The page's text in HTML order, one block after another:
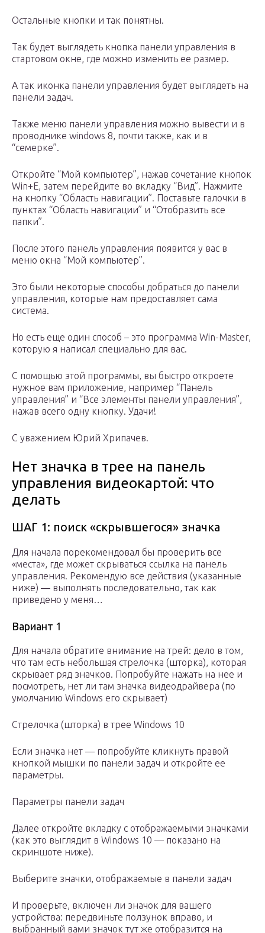
Остальные кнопки и так понятны.
Так будет выглядеть кнопка панели управления в
стартовом окне, где можно изменить ее размер.
А так иконка панели управления будет выглядеть на
панели задач.
Также меню панели управления можно вывести и в
проводнике windows 8, почти также, как и в
“семерке”.
Откройте “Мой компьютер”, нажав сочетание кнопок
Win+E, затем перейдите во вкладку “Вид”. Нажмите
на кнопку “Область навигации”. Поставьте галочки в
пунктах “Область навигации” и “Отобразить все
папки”.
После этого панель управления появится у вас в
меню окна “Мой компьютер”.
Это были некоторые способы добраться до панели
управления, которые нам предоставляет сама
система.
Но есть еще один способ – это программа Win-Master,
которую я написал специально для вас.
С помощью этой программы, вы быстро откроете
нужное вам приложение, например “Панель
управления” и “Все элементы панели управления”,
нажав всего одну кнопку. Удачи!
С уважением Юрий Хрипачев.
Нет значка в трее на панель
управления видеокартой: что
делать
ШАГ 1: поиск «скрывшегося» значка
Для начала порекомендовал бы проверить все
«места», где может скрываться ссылка на панель
управления. Рекомендую все действия (указанные
ниже) — выполнять последовательно, так как
приведено у меня…
Вариант 1
Для начала обратите внимание на трей: дело в том,
что там есть небольшая стрелочка (шторка), которая
скрывает ряд значков. Попробуйте нажать на нее и
посмотреть, нет ли там значка видеодрайвера (по
умолчанию Windows его скрывает)
Стрелочка (шторка) в трее Windows 10
Если значка нет — попробуйте кликнуть правой
кнопкой мышки по панели задач и откройте ее
параметры.
Параметры панели задач
Далее откройте вкладку с отображаемыми значками
(как это выглядит в Windows 10 — показано на
скриншоте ниже).
Выберите значки, отображаемые в панели задач
И проверьте, включен ли значок для вашего
устройства: передвиньте ползунок вправо, и
выбранный вами значок тут же отобразится на